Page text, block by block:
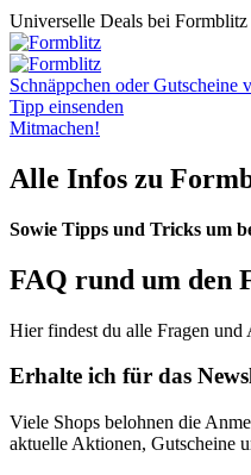
Universelle Deals bei Formblitz
Schnäppchen oder Gutscheine
Tipp einsenden
Mitmachen!
Alle Infos zu
Sowie Tipps und Tricks um
FAQ rund um den
Hier findest du alle Fragen
Erhalte ich für das
Viele Shops belohnen die
aktuelle Aktionen, Gutscheine